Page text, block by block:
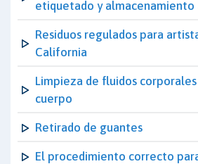
etiquetado y almacenamiento
Residuos regulados para
California
Limpieza de fluidos
cuerpo
Retirado de guantes
El procedimiento correcto